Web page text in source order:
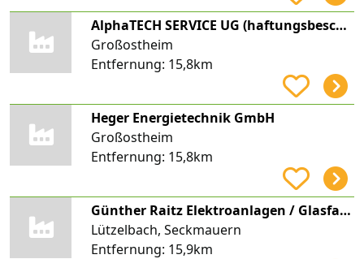
AlphaTECH SERVICE UG (haftungsbeschränkt)
Großostheim
Entfernung: 15,8km
Heger Energietechnik GmbH
Großostheim
Entfernung: 15,8km
Günther Raitz Elektroanlagen / Glasfasertechnik / Photovoltaikanlagen / Stromspeicher
Lützelbach, Seckmauern
Entfernung: 15,9km